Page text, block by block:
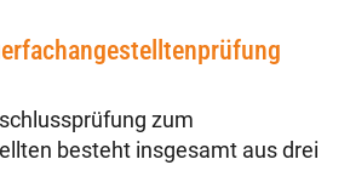
zum
besteht insgesamt aus drei